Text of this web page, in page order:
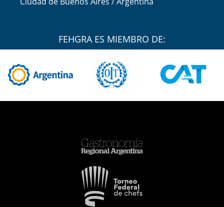
FEHGRA ES MIEMBRO DE: